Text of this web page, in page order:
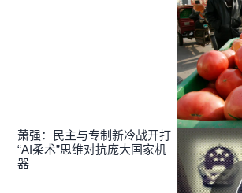
萧强：民主与专制新冷战开打
“AI柔术”思维对抗庞大国家机
器